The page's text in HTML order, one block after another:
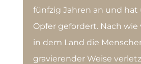
fünfzig Jahren an und hat
Opfer gefordert. Nach wie
in dem Land die
gravierender Weise